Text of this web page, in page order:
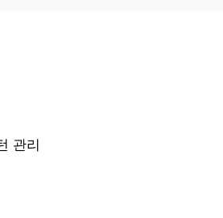
관리